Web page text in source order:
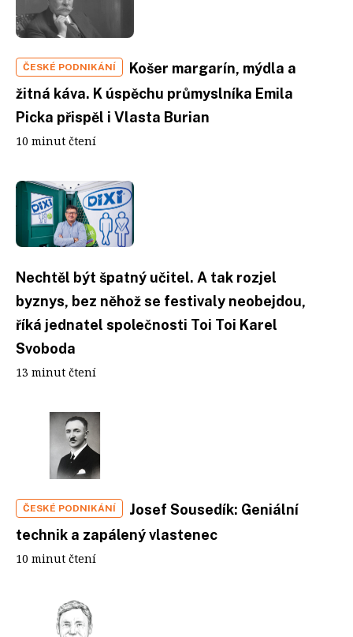
ČESKÉ PODNIKÁNÍ
Košer margarín, mýdla a
žitná káva. K úspěchu průmyslníka Emila
Picka přispěl i Vlasta Burian
10 minut čtení
Nechtěl být špatný učitel. A tak rozjel
byznys, bez něhož se festivaly neobejdou,
říká jednatel společnosti Toi Toi Karel
Svoboda
13 minut čtení
ČESKÉ PODNIKÁNÍ
Josef Sousedík: Geniální
technik a zapálený vlastenec
10 minut čtení